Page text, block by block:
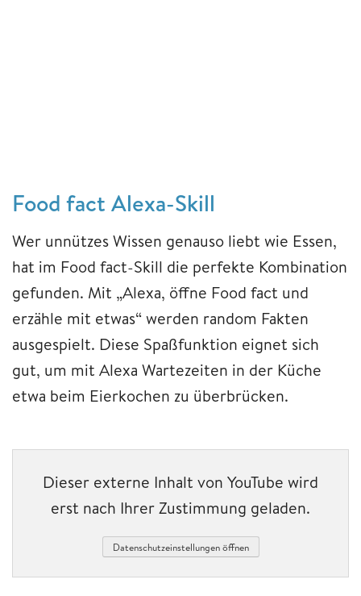
Food fact Alexa-Skill
Wer unnützes Wissen genauso liebt wie Essen,
hat im Food fact-Skill die perfekte Kombination
gefunden. Mit „Alexa, öffne Food fact und
erzähle mit etwas“ werden random Fakten
ausgespielt. Diese Spaßfunktion eignet sich
gut, um mit Alexa Wartezeiten in der Küche
etwa beim Eierkochen zu überbrücken.
Dieser externe Inhalt von YouTube wird
erst nach Ihrer Zustimmung geladen.
Datenschutzeinstellungen öffnen